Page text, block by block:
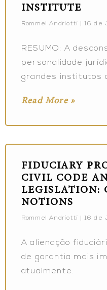
INSTITUTE
Rommel Andriotti 16 de
RESUMO: A
personalidade
grandes institutos
Read More »
FIDUCIARY
CIVIL CODE
LEGISLATION:
NOTIONS
Rommel Andriotti 16 de
A alienação
de garantia mais
atualmente.